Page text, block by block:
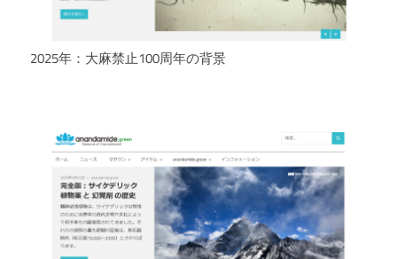
2025年：大麻禁止100周年の背景